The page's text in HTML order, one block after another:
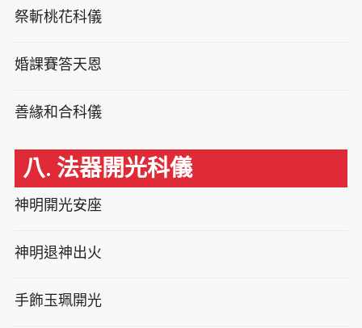
祭斬桃花科儀
婚課賽答天恩
善緣和合科儀
八. 法器開光科儀
神明開光安座
神明退神出火
手飾玉珮開光